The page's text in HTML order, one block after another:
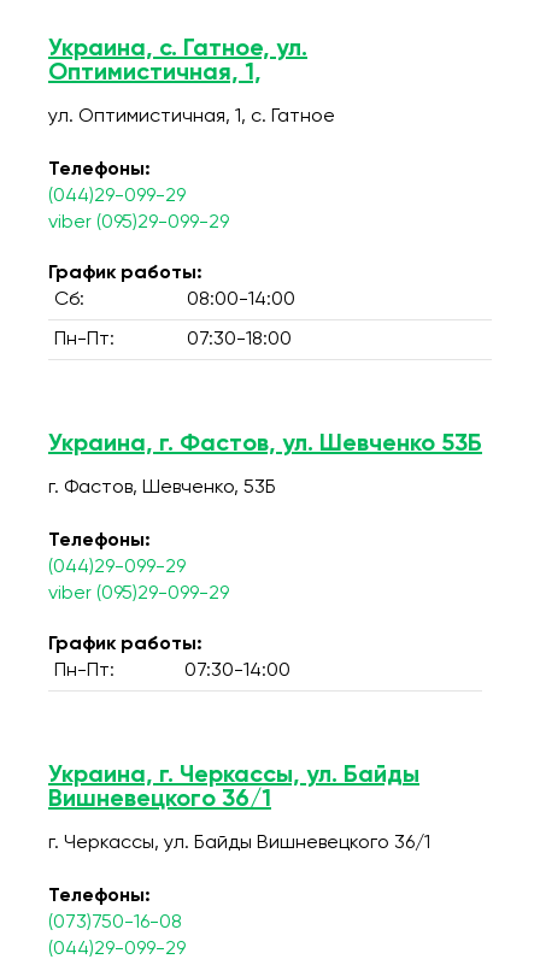
Украина, с. Гатное, ул.
Оптимистичная, 1,
ул. Оптимистичная, 1, c. Гатное
Телефоны:
(044)29-099-29
viber (095)29-099-29
График работы:
Сб:
08:00-14:00
Пн-Пт: 07:30-18:00
Украина, г. Фастов, ул. Шевченко 53Б
г. Фастов, Шевченко, 53Б
Телефоны:
(044)29-099-29
viber (095)29-099-29
График работы:
Пн-Пт:
07:30-14:00
Украина, г. Черкассы, ул. Байды
Вишневецкого 36/1
г. Черкассы, ул. Байды Вишневецкого 36/1
Телефоны:
(073)750-16-08
(044)29-099-29